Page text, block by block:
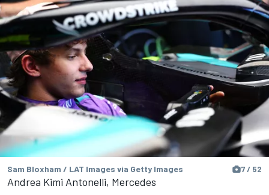
Sam Bloxham / LAT Images via Getty Images 7 / 52
Andrea Kimi Antonelli, Mercedes